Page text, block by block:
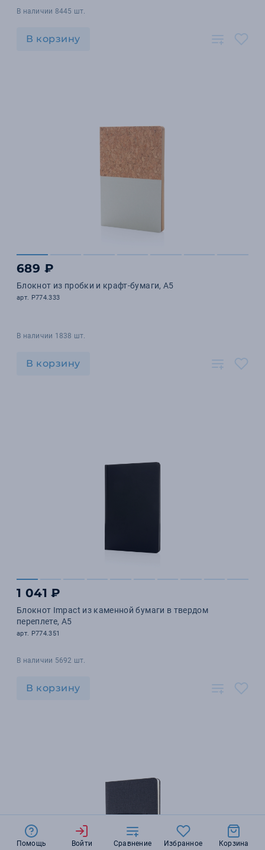
В наличии 8445 шт.
В корзину
689 ₽
Блокнот из пробки и крафт-бумаги, A5
арт. P774.333
В наличии 1838 шт.
В корзину
1 041 ₽
Блокнот Impact из каменной бумаги в твердом
переплете, А5
арт. P774.351
В наличии 5692 шт.
В корзину
Помощь Войти Сравнение Избранное Корзина